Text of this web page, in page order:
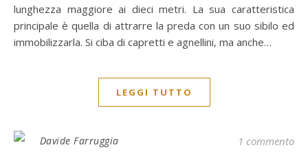
lunghezza maggiore ai dieci metri. La sua caratteristica
principale è quella di attrarre la preda con un suo sibilo ed
immobilizzarla. Si ciba di capretti e agnellini, ma anche…
LEGGI TUTTO
Davide Farruggia 1 commento